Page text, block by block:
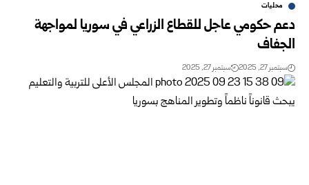
محليات
دعم حكومي عاجل للقطاع الزراعي في سوريا لمواجهة
الجفاف
سبتمبر 27, 2025 سبتمبر 27, 2025